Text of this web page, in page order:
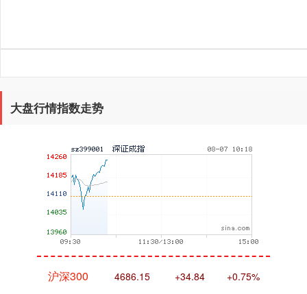
大盘行情指数走势
深证成指
沪深300 4686.15 +34.84 +0.75%